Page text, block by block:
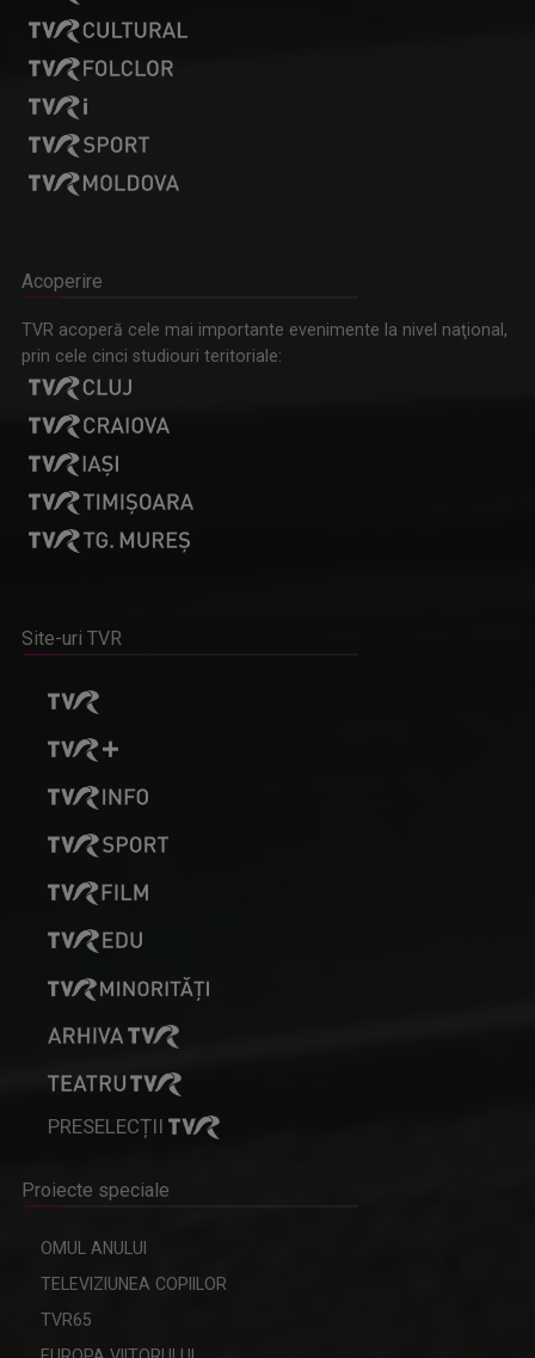
Acoperire
TVR acoperă cele mai importante evenimente la nivel naţional,
prin cele cinci studiouri teritoriale:
Site-uri TVR
PRESELECȚII
Proiecte speciale
OMUL ANULUI
TELEVIZIUNEA COPIILOR
TVR65